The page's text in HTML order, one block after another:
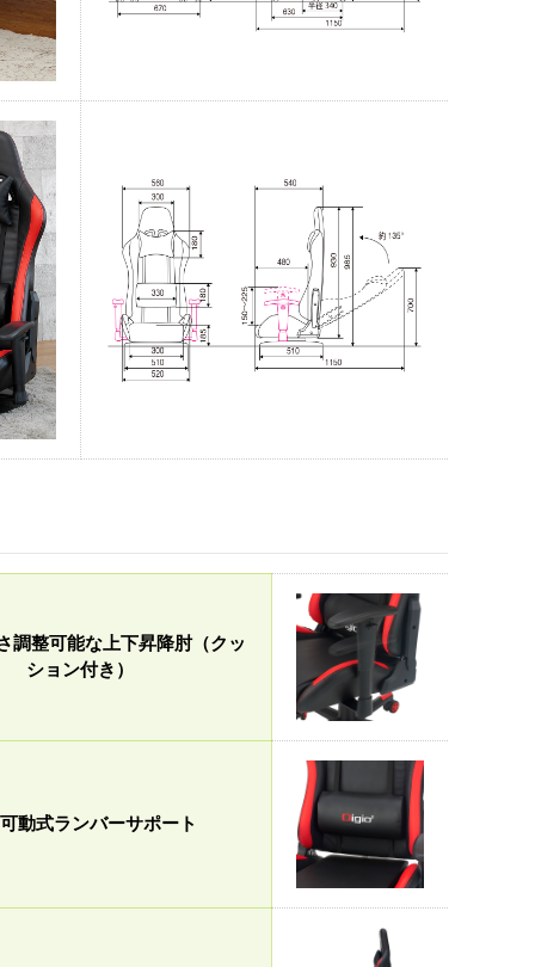
調整可能な上下昇降肘（クッ
ション付き）
動式ランバーサポート